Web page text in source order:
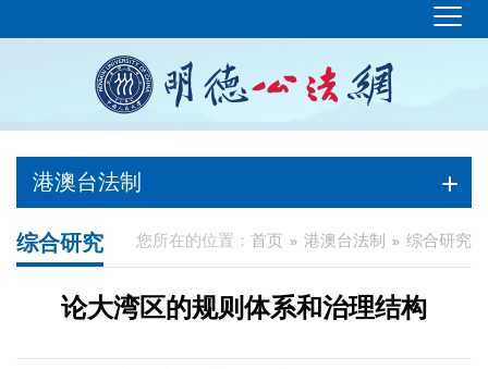
港澳台法制
您所在的位置： 首页 港澳台法制 综合研究
综合研究
论大湾区的规则体系和治理结构